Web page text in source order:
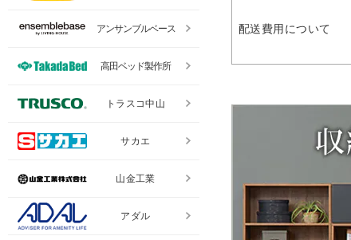
配送費用について
アンサンブルベース
高田ベッド製作所
トラスコ中山
サカエ
山金工業
アダル